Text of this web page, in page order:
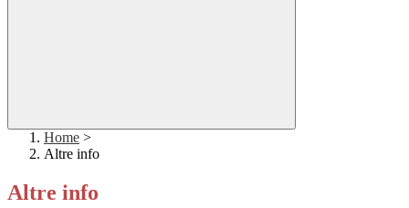
Home >
Altre info
Altre info